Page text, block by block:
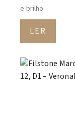
e brilho
LER